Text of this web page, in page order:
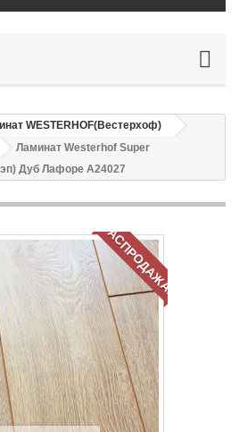
WESTERHOF(Вестерхоф)
Ламинат Westerhof Super
Дуб Лафоре А24027
РАСПРОДАЖА!